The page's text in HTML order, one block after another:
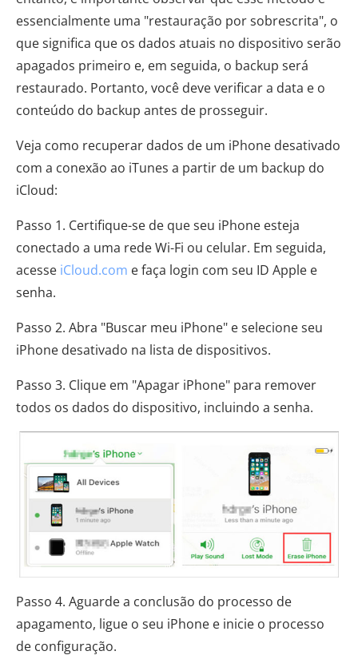
essencialmente uma "restauração por sobrescrita", o
que significa que os dados atuais no dispositivo serão
apagados primeiro e, em seguida, o backup será
restaurado. Portanto, você deve verificar a data e o
conteúdo do backup antes de prosseguir.
Veja como recuperar dados de um iPhone desativado
com a conexão ao iTunes a partir de um backup do
iCloud:
Passo 1. Certifique-se de que seu iPhone esteja
conectado a uma rede Wi-Fi ou celular. Em seguida,
acesse iCloud.com e faça login com seu ID Apple e
senha.
Passo 2. Abra "Buscar meu iPhone" e selecione seu
iPhone desativado na lista de dispositivos.
Passo 3. Clique em "Apagar iPhone" para remover
todos os dados do dispositivo, incluindo a senha.
Passo 4. Aguarde a conclusão do processo de
apagamento, ligue o seu iPhone e inicie o processo
de configuração.